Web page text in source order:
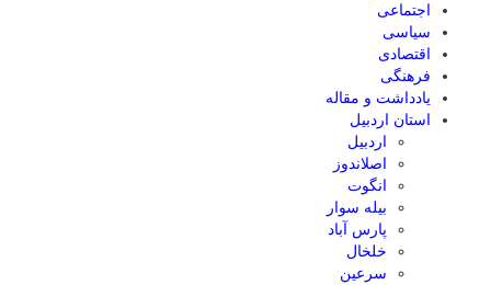
اجتماعی
سیاسی
اقتصادی
فرهنگی
یادداشت و مقاله
استان اردبیل
اردبیل
اصلاندوز
انگوت
بیله سوار
پارس آباد
خلخال
سرعین